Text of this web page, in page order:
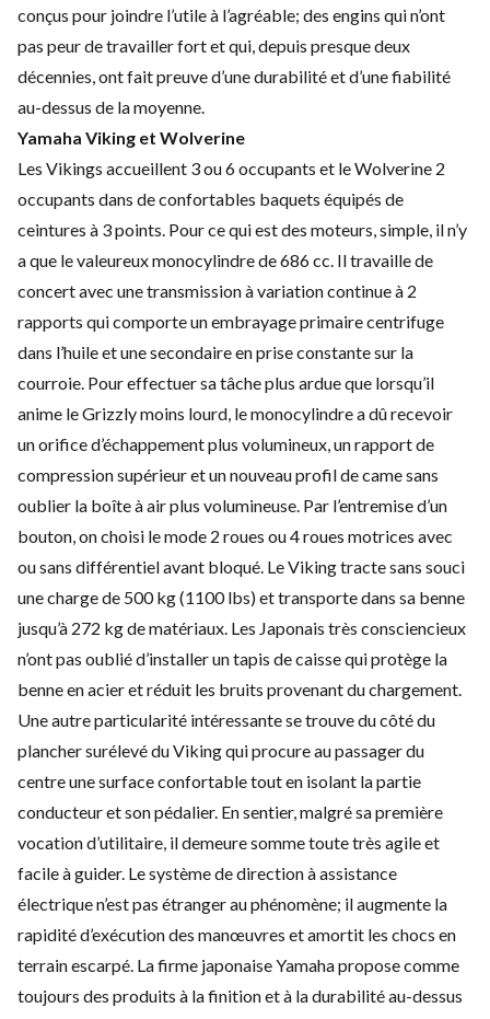
conçus pour joindre l’utile à l’agréable; des engins qui n’ont
pas peur de travailler fort et qui, depuis presque deux
décennies, ont fait preuve d’une durabilité et d’une fiabilité
au-dessus de la moyenne.
Yamaha Viking et Wolverine
Les Vikings accueillent 3 ou 6 occupants et le Wolverine 2
occupants dans de confortables baquets équipés de
ceintures à 3 points. Pour ce qui est des moteurs, simple, il n’y
a que le valeureux monocylindre de 686 cc. Il travaille de
concert avec une transmission à variation continue à 2
rapports qui comporte un embrayage primaire centrifuge
dans l’huile et une secondaire en prise constante sur la
courroie. Pour effectuer sa tâche plus ardue que lorsqu’il
anime le Grizzly moins lourd, le monocylindre a dû recevoir
un orifice d’échappement plus volumineux, un rapport de
compression supérieur et un nouveau profil de came sans
oublier la boîte à air plus volumineuse. Par l’entremise d’un
bouton, on choisi le mode 2 roues ou 4 roues motrices avec
ou sans différentiel avant bloqué. Le Viking tracte sans souci
une charge de 500 kg (1100 lbs) et transporte dans sa benne
jusqu’à 272 kg de matériaux. Les Japonais très consciencieux
n’ont pas oublié d’installer un tapis de caisse qui protège la
benne en acier et réduit les bruits provenant du chargement.
Une autre particularité intéressante se trouve du côté du
plancher surélevé du Viking qui procure au passager du
centre une surface confortable tout en isolant la partie
conducteur et son pédalier. En sentier, malgré sa première
vocation d’utilitaire, il demeure somme toute très agile et
facile à guider. Le système de direction à assistance
électrique n’est pas étranger au phénomène; il augmente la
rapidité d’exécution des manœuvres et amortit les chocs en
terrain escarpé. La firme japonaise Yamaha propose comme
toujours des produits à la finition et à la durabilité au-dessus